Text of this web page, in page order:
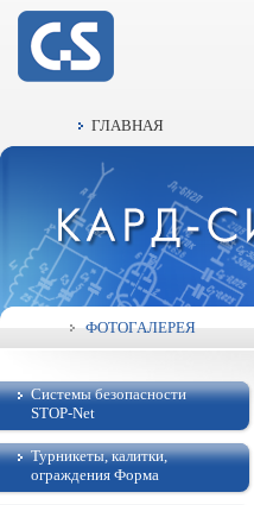
ГЛАВНАЯ
ФОТОГАЛЕРЕЯ
Системы безопасности
STOP-Net
Турникеты, калитки,
ограждения Форма